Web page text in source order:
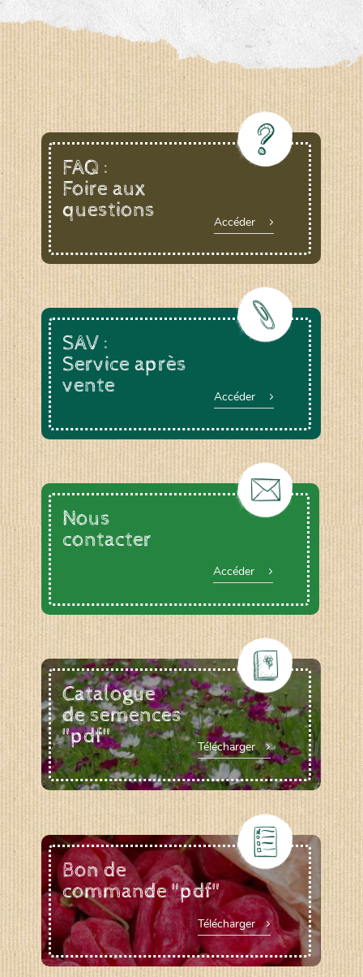
FAQ :
Foire aux
questions
Accéder
SAV :
Service après
vente
Accéder
Nous
contacter
Accéder
Catalogue
de semences
"pdf"
Télécharger
Bon de
commande "pdf"
Télécharger